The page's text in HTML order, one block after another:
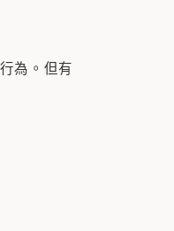
為。但有